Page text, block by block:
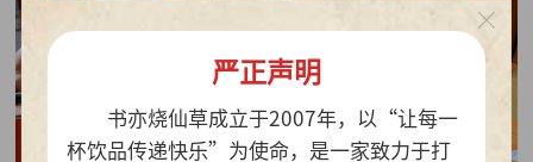
严正声明
书亦烧仙草成立于2007年，以“让每一
杯饮品传递快乐”为使命，是一家致力于打